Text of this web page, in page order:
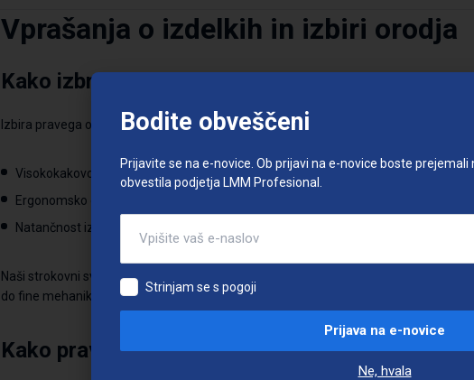
Vprašanja o izdelkih in izbiri orodja
Kako izbrati pravo orodje za profesionalno
Izbira pravega orodja je odvisna od vrste dela, materialov in intenzivnosti uporabe.
Visokokakovostne materiale
(jeklo, krom-vanadij, karbidne zlitine ipd.), ki
Ergonomsko oblikovane ročaje
Natančnost izdelave
Naši strokovni svetovalci vam pomagajo izbrati optimalno orodje glede na
do fine mehanike.
Kako pravilno vzdrževati ročno orodje?
Bodite obveščeni
Prijavite se na e-novice. Ob prijavi na e-novice boste
obvestila podjetja LMM Profesional.
Strinjam se s pogoji
Prijava na e-novice
Ne, hvala